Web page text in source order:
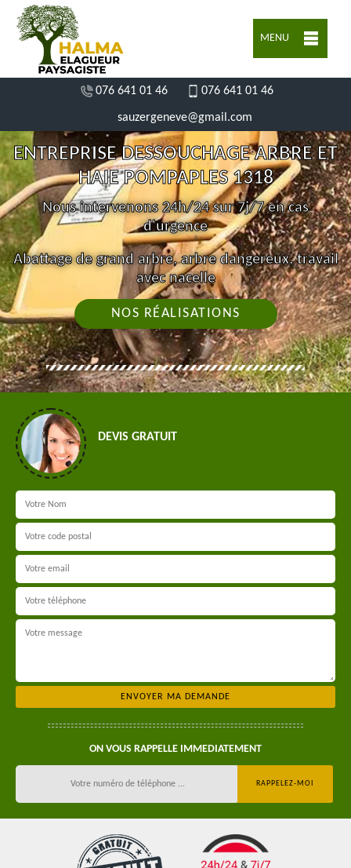
MENU
076 641 01 46 076 641 01 46
sauzergeneve@gmail.com
ENTREPRISE DESSOUCHAGE ARBRE ET
HAIE POMPAPLES 1318
Nous intervenons 24h/24 sur 7j/7 en cas
d'urgence
Abattage de grand arbre, arbre dangereux, travail
avec nacelle
NOS RÉALISATIONS
DEVIS GRATUIT
ON VOUS RAPPELLE IMMEDIATEMENT